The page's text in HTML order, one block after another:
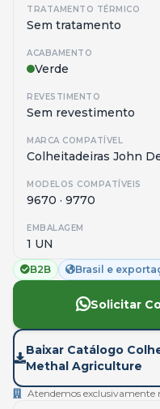
TRATAMENTO TÉRMICO
Sem tratamento
ACABAMENTO
Verde
REVESTIMENTO
Sem revestimento
MARCA COMPATÍVEL
Colheitadeiras John
MODELOS COMPATÍVEIS
9670 · 9770
EMBALAGEM
1 UN
B2B Brasil e
Solicitar
Baixar Catálogo
Methal Agriculture
Atendemos exclusivamente